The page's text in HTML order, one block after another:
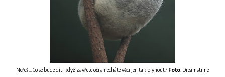
Neřeš... Co se bude dít, když zavřete oči a necháte věci jen tak plynout? Foto: Dreamstime